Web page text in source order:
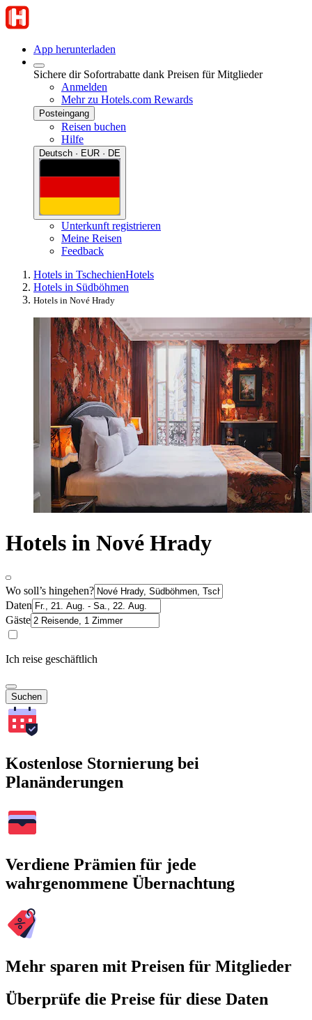
App herunterladen
Sichere dir Sofortrabatte dank Preisen für Mitglieder
Anmelden
Mehr zu Hotels.com Rewards
Posteingang
Reisen buchen
Hilfe
Deutsch · EUR · DE
Unterkunft registrieren
Meine Reisen
Feedback
Hotels in TschechienHotels
Hotels in Südböhmen
Hotels in Nové Hrady
Hotels in Nové Hrady
Wo soll’s hingehen?
Daten
Gäste
Ich reise geschäftlich
Suchen
Kostenlose Stornierung bei
Planänderungen
Verdiene Prämien für jede
wahrgenommene Übernachtung
Mehr sparen mit Preisen für Mitglieder
Überprüfe die Preise für diese Daten